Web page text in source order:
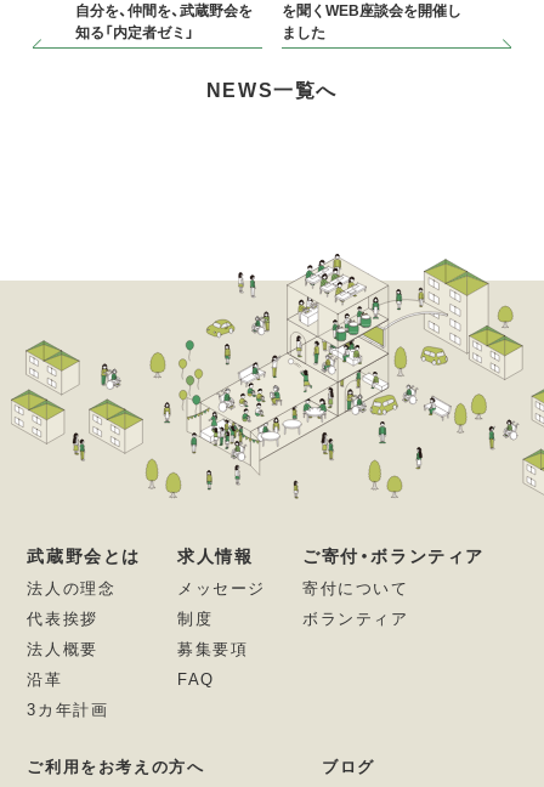
自分を、仲間を、武蔵野会を
知る「内定者ゼミ」
を聞くWEB座談会を開催し
ました
NEWS一覧へ
武蔵野会とは
法人の理念
代表挨拶
法人概要
沿革
3カ年計画
求人情報
メッセージ
制度
募集要項
FAQ
ご寄付・ボランティア
寄付について
ボランティア
ご利用をお考えの方へ ブログ